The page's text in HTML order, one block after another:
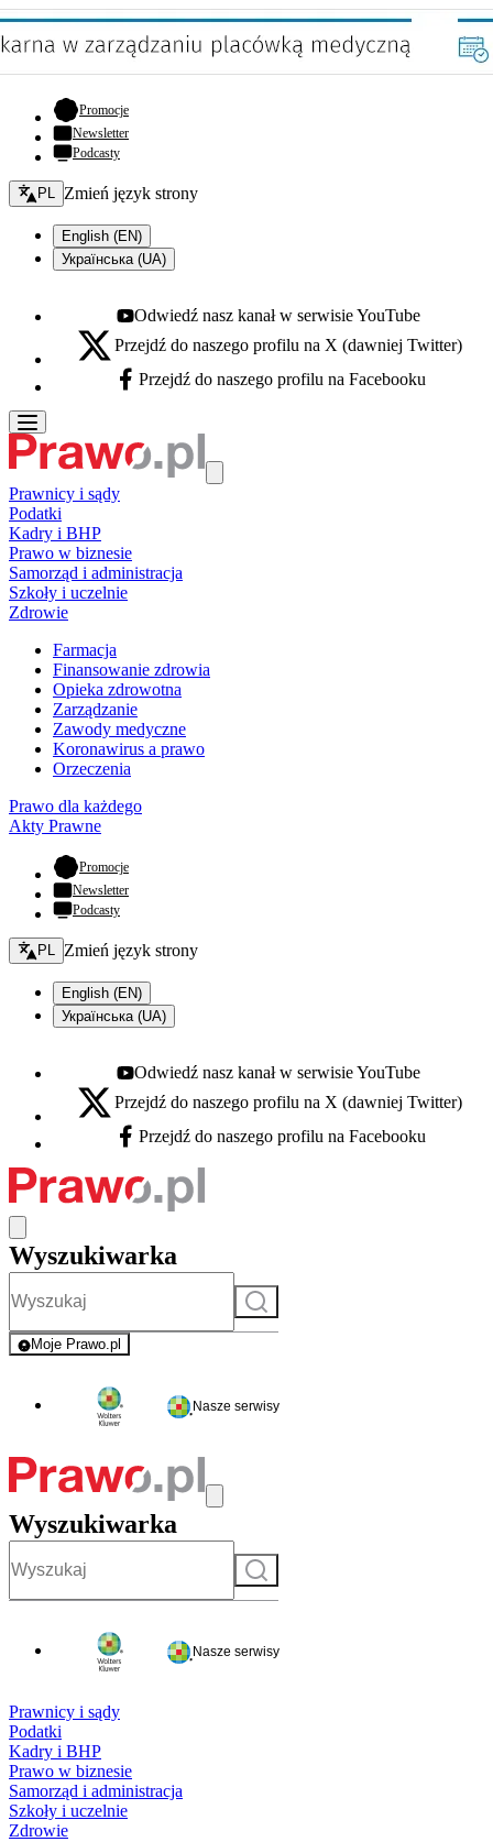
Promocje- otwiera się w nowej karcie
Newsletter
Podcasty
Zmień język - bieżący:
PL Zmień język strony
English (EN)
Українська (UA)
Youtube - otwiera się w nowej karcie
Odwiedź nasz kanał w serwisie YouTube
X - otwiera się w nowej karcie
Przejdź do naszego profilu na X (dawniej Twitter)
Facebook - otwiera się w nowej karcie
Przejdź do naszego profilu na Facebooku
Prawnicy i sądy
Podatki
Kadry i BHP
Prawo w biznesie
Samorząd i administracja
Szkoły i uczelnie
Zdrowie
Farmacja
Finansowanie zdrowia
Opieka zdrowotna
Zarządzanie
Zawody medyczne
Koronawirus a prawo
Orzeczenia
Prawo dla każdego
Akty Prawne
Promocje- otwiera się w nowej karcie
Newsletter
Podcasty
Zmień język - bieżący:
PL Zmień język strony
English (EN)
Українська (UA)
Youtube - otwiera się w nowej karcie
Odwiedź nasz kanał w serwisie YouTube
X - otwiera się w nowej karcie
Przejdź do naszego profilu na X (dawniej Twitter)
Facebook - otwiera się w nowej karcie
Przejdź do naszego profilu na Facebooku
Wyszukiwarka
Szukaj
Moje Prawo.pl
- rejestracja i logowanie do serwisu
Nasze serwisy
Wyszukiwarka
Szukaj
Nasze serwisy
Prawnicy i sądy
Podatki
Kadry i BHP
Prawo w biznesie
Samorząd i administracja
Szkoły i uczelnie
Zdrowie